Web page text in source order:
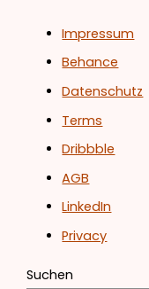
Impressum
Behance
Datenschutz
Terms
Dribbble
AGB
LinkedIn
Privacy
Suchen